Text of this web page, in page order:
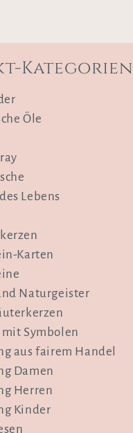
Kategorien
Öle
Lebens
Karten
Naturgeister
mit Symbolen
aus fairem Handel
Damen
Herren
Kinder